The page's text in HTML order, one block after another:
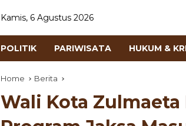
Kamis, 6 Agustus 2026
POLITIK PARIWISATA HUKUM &
Home Berita
Wali Kota